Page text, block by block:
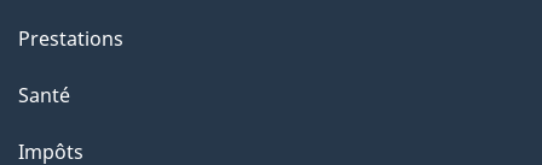
Prestations
Santé
Impôts